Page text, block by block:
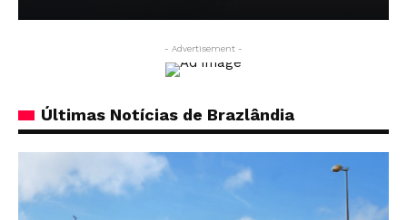
- Advertisement -
Últimas Notícias de Brazlândia